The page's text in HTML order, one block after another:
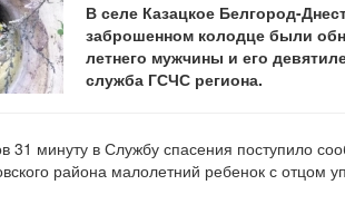
В селе Казацкое Белгород-
заброшенном колодце были
летнего мужчины и его
служба ГСЧС региона.
31 минуту в Службу спасения поступило
района малолетний ребенок с отцом